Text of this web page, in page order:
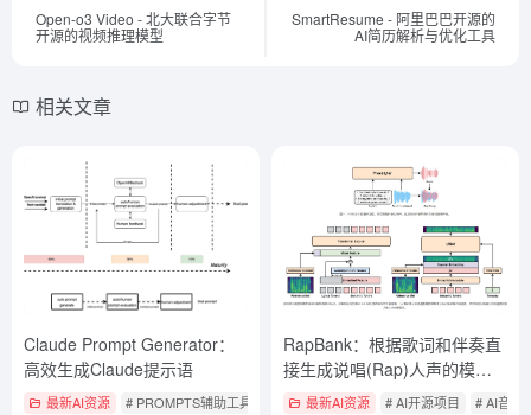
Open-o3 Video - 北大联合字节
开源的视频推理模型
SmartResume - 阿里巴巴开源的
AI简历解析与优化工具
相关文章
Claude Prompt Generator：
高效生成Claude提示语
最新AI资源 # PROMPTS辅助工具
RapBank：根据歌词和伴奏直
接生成说唱(Rap)人声的模型
（目前开放了数据集）
最新AI资源 # AI开源项目 # AI音乐